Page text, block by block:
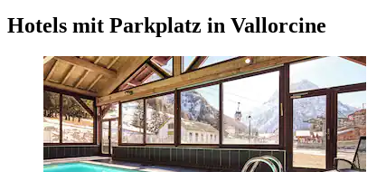
Hotels mit Parkplatz in Vallorcine